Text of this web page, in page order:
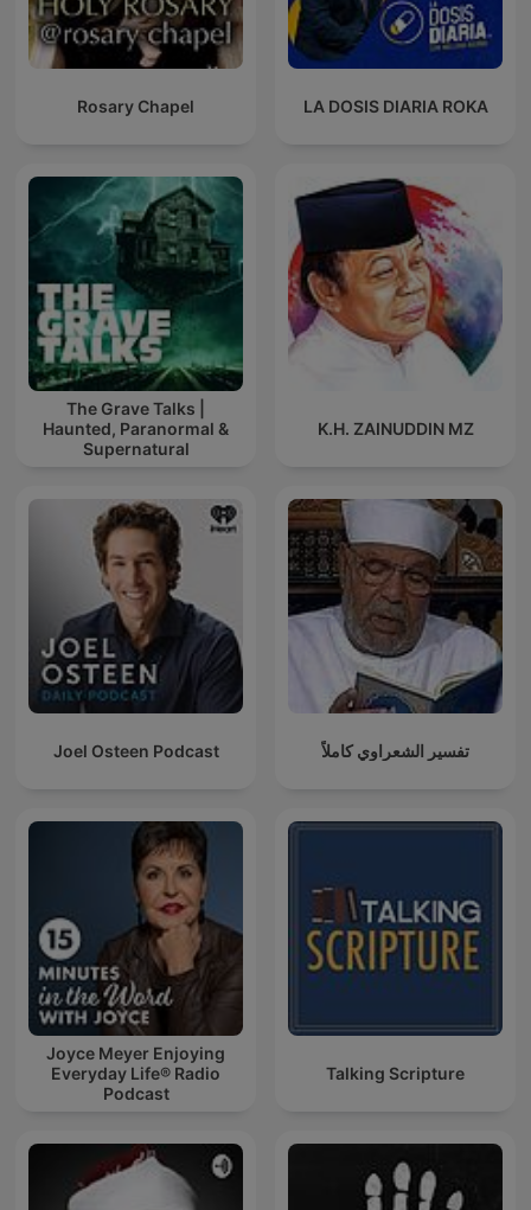
Rosary Chapel LA DOSIS DIARIA ROKA
The Grave Talks |
Haunted, Paranormal &
Supernatural
K.H. ZAINUDDIN MZ
Joel Osteen Podcast تفسير الشعراوي كاملاً
Joyce Meyer Enjoying
Everyday Life® Radio
Podcast
Talking Scripture